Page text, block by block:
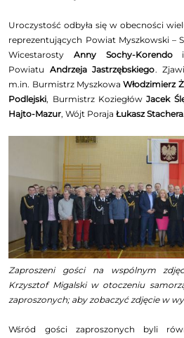
Uroczystość odbyła się w obecności
reprezentujących Powiat Myszkowski –
WicestarostyAnny Sochy-Korendoi
Powiatu Andrzeja Jastrzębskiego.
m.in. Burmistrz MyszkowaWłodzimierz
Podlejski, Burmistrz KoziegłówJacek
Hajto-Mazur, Wójt PorajaŁukasz Stachera
Zaproszeni gości na wspólnym
Krzysztof Migalski w otoczeniu
zaproszonych; aby zobaczyć zdjęcie w
Wśród gości zaproszonych byli